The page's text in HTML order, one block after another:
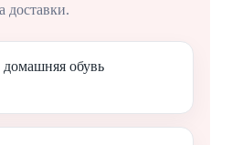
доставки.
обувь